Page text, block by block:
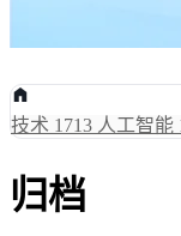
技术 1713 人工智能
归档